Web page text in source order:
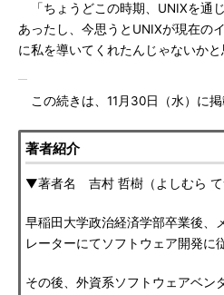
「ちょうどこの時期、UNIXを通
あったし、今思うとUNIXが現在の
に私を導いてくれたんじゃないかと
この続きは、11月30日（水）に掲
著者紹介
▼著者名 吉村 哲樹（よしむら て
早稲田大学政治経済学部卒業後、
レーターにてソフトウェア開発に
その後、外資系ソフトウェアベン